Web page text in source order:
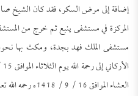
إضافة إلى مرض السكر، فقد كان الشيخ
المركزة في مستشفى ينبع ثم خرج من
مستشفى الملك فهد بجدة، ومكث بها
العشاء الموافق 16 / 9 / 1418ه رحمه الله تعالى وأسكنه فسيح جناته(